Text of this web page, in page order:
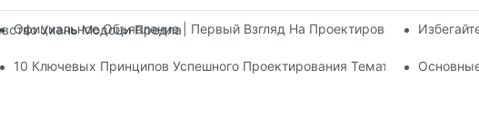
Ухань Модоци Предлагает Три Этажа Развлекательных Объектов
Официальное Объявление | Первый Взгляд На Проектирование И Ход
10 Ключевых Принципов Успешного Проектирования Тематического